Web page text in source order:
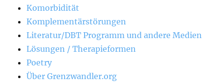
Komorbidität
Komplementärstörungen
Literatur/DBT Programm und andere Medien
Lösungen / Therapieformen
Poetry
Über Grenzwandler.org